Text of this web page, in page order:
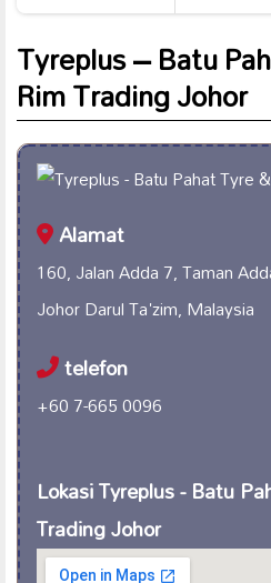
Tyreplus – Batu
Rim Trading Johor
Alamat
160, Jalan Adda 7, Taman
Johor Darul Ta'zim, Malaysia
telefon
+60 7-665 0096
Lokasi Tyreplus - Batu
Trading Johor